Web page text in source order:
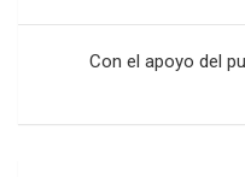
entradas
Con el apoyo del